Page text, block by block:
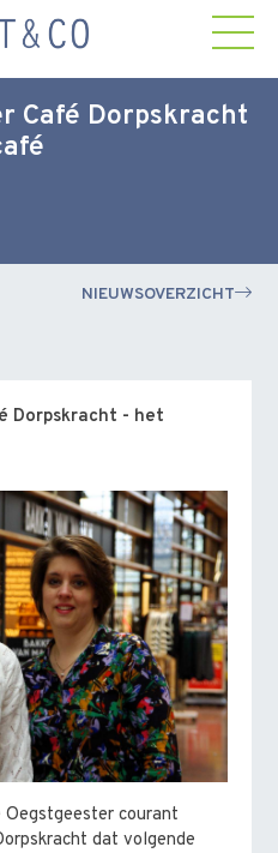
Café Dorpskracht
NIEUWSOVERZICHT
Dorpskracht - het
courant
dat volgende